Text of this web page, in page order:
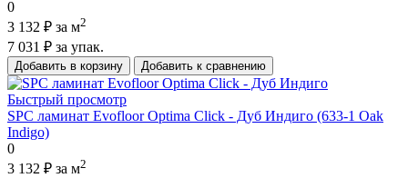
0
3 132 ₽ за м2
7 031 ₽ за упак.
Добавить в корзину Добавить к сравнению
Быстрый просмотр
SPC ламинат Evofloor Optima Click - Дуб Индиго (633-1 Оak
Indigo)
0
3 132 ₽ за м2